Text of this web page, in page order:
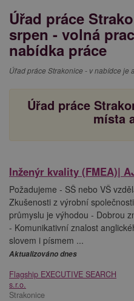
Úřad práce
srpen - volná
nabídka práce
Úřad práce Strakonice - v nabídce je
Úřad práce
místa
Inženýr kvality (FMEA)|
Požadujeme - SŠ nebo VŠ
Zkušenosti z výrobní
průmyslu je výhodou - Dobrou
- Komunikativní znalost
slovem i písmem ...
Aktualizováno dnes
Flagship EXECUTIVE SEARCH
s.r.o.
Strakonice